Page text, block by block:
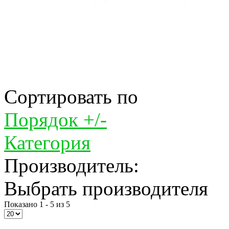
Сортировать по
Порядок +/-
Категория
Производитель:
Выбрать производителя
Показано 1 - 5 из 5